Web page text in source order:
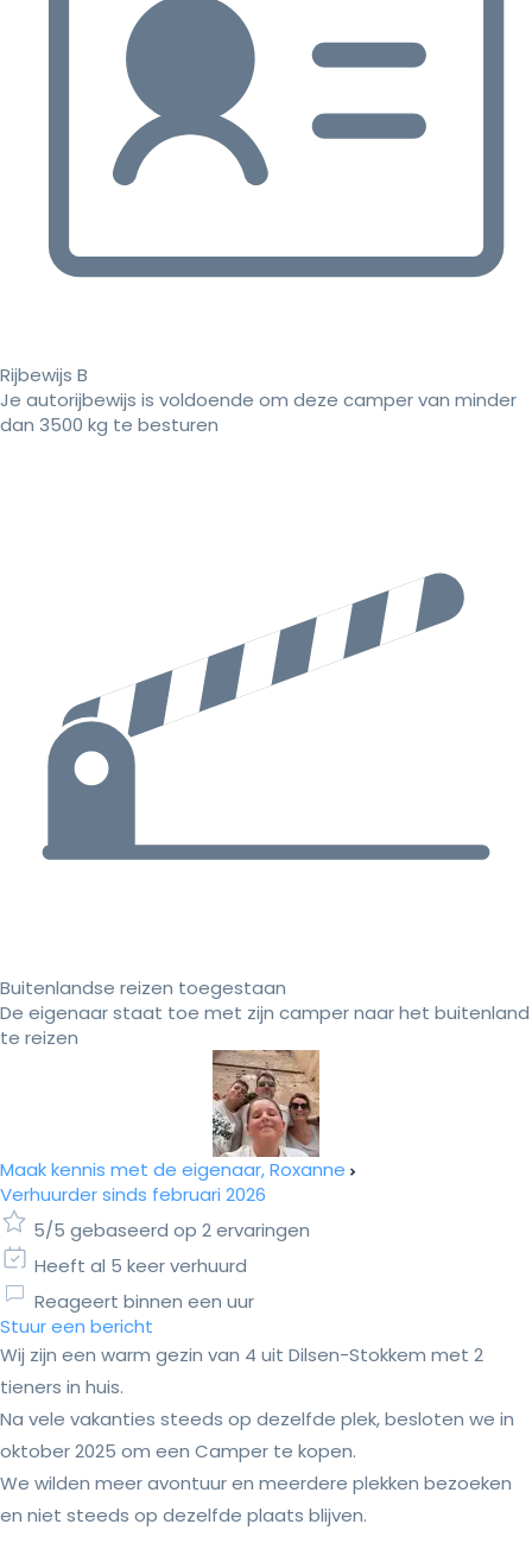
Rijbewijs B
Je autorijbewijs is voldoende om deze camper van minder
dan 3500 kg te besturen
Buitenlandse reizen toegestaan
De eigenaar staat toe met zijn camper naar het buitenland
te reizen
Maak kennis met de eigenaar, Roxanne
Verhuurder sinds februari 2026
5/5 gebaseerd op 2 ervaringen
Heeft al 5 keer verhuurd
Reageert binnen een uur
Stuur een bericht
Wij zijn een warm gezin van 4 uit Dilsen-Stokkem met 2
tieners in huis.
Na vele vakanties steeds op dezelfde plek, besloten we in
oktober 2025 om een Camper te kopen.
We wilden meer avontuur en meerdere plekken bezoeken
en niet steeds op dezelfde plaats blijven.